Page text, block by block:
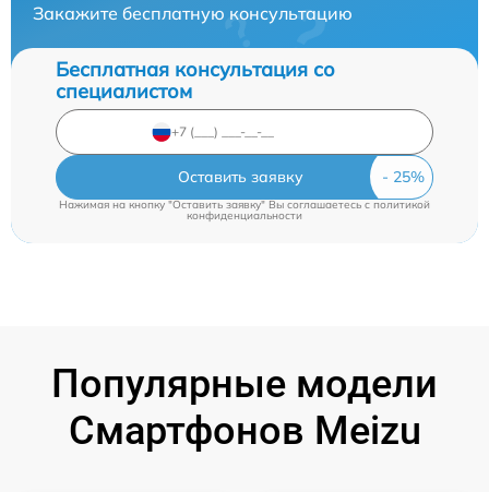
Закажите бесплатную консультацию
Бесплатная консультация со
специалистом
Оставить заявку
Нажимая на кнопку "Оставить заявку" Вы соглашаетесь cполитикой
конфиденциальности
Популярные модели
Смартфонов Meizu